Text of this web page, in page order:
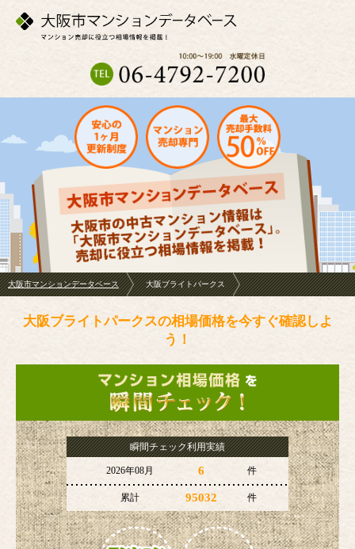
大阪市マンションデータベース 大阪ブライトパークス
大阪ブライトパークスの相場価格を今すぐ確認しよ
う！
瞬間チェック利用実績
2026年08月 6 件
累計 95032 件